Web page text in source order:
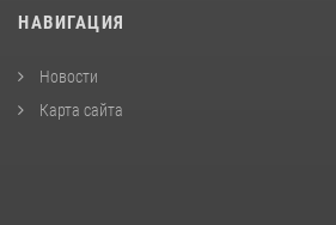
НАВИГАЦИЯ
Новости
Карта сайта